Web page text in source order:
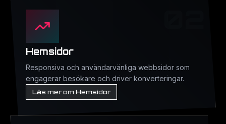
Hemsidor
Responsiva och användarvänliga webbsidor som
engagerar besökare och driver konverteringar.
Läs mer om Hemsidor